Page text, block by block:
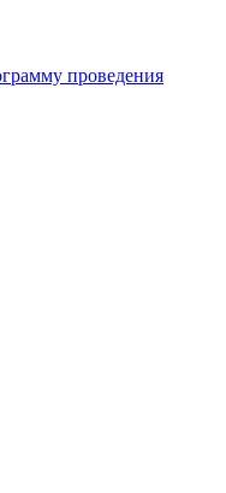
проведения